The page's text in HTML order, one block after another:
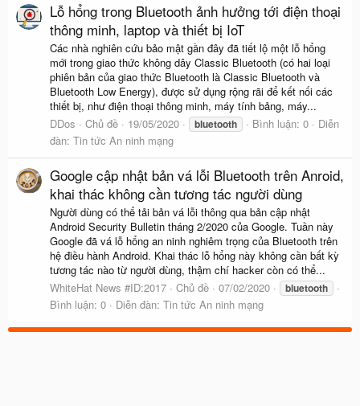
Lỗ hổng trong Bluetooth ảnh hưởng tới điện thoại
thông minh, laptop và thiết bị IoT
Các nhà nghiên cứu bảo mật gần đây đã tiết lộ một lỗ hổng
mới trong giao thức không dây Classic Bluetooth (có hai loại
phiên bản của giao thức Bluetooth là Classic Bluetooth và
Bluetooth Low Energy), được sử dụng rộng rãi để kết nối các
thiết bị, như điện thoại thông minh, máy tính bảng, máy...
DDos
Chủ đề 19/05/2020 bluetooth Bình luận: 0
Diễn
đàn: Tin tức An ninh mạng
Google cập nhật bản vá lỗi Bluetooth trên Anroid,
khai thác không cần tương tác người dùng
Người dùng có thể tải bản vá lỗi thông qua bản cập nhật
Android Security Bulletin tháng 2/2020 của Google. Tuần này
Google đã vá lỗ hổng an ninh nghiêm trọng của Bluetooth trên
hệ điều hành Android. Khai thác lỗ hổng này không cần bất kỳ
tương tác nào từ người dùng, thậm chí hacker còn có thể...
WhiteHat News #ID:2017
Chủ đề 07/02/2020 bluetooth
Bình luận: 0 Diễn đàn: Tin tức An ninh mạng